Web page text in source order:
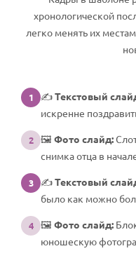
хронологической
легко менять их
1 ✍️Текстовый
искренне
2 🖼️ Фото слайд:
снимка отца в
3 ✍️Текстовый
было как можно
4 🖼️ Фото слайд:
юношескую